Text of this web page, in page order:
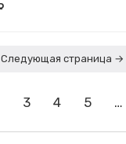
Следующая страница →
3 4 5 …